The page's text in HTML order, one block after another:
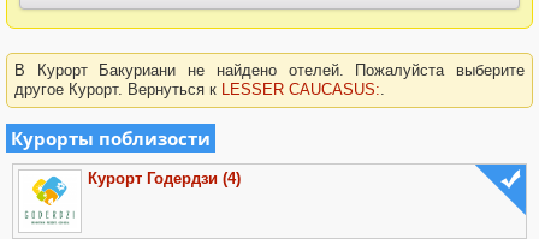
В Курорт Бакуриани не найдено отелей. Пожалуйста выберите
другое Курорт. Вернуться к LESSER CAUCASUS:
Курорты поблизости
Курорт Годердзи (4)